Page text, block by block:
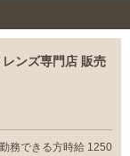
ンズ専門店 販売
務できる方時給 1250